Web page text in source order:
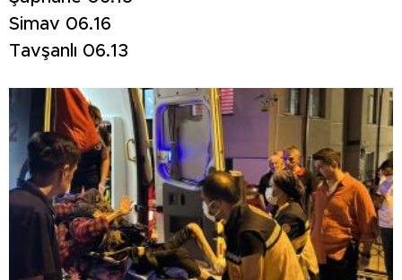
Simav 06.16
Tavşanlı 06.13